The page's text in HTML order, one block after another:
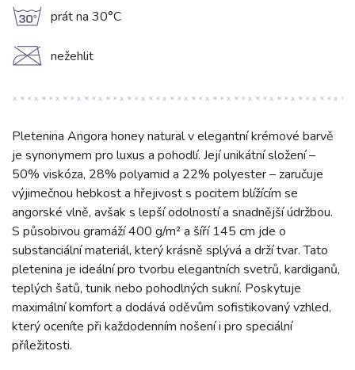
g prát na 30°C
C nežehlit
Pletenina Angora honey natural v elegantní krémové barvě
je synonymem pro luxus a pohodlí. Její unikátní složení –
50% viskóza, 28% polyamid a 22% polyester – zaručuje
výjimečnou hebkost a hřejivost s pocitem blížícím se
angorské vlně, avšak s lepší odolností a snadnější údržbou.
S působivou gramáží 400 g/m² a šíří 145 cm jde o
substanciální materiál, který krásně splývá a drží tvar. Tato
pletenina je ideální pro tvorbu elegantních svetrů, kardiganů,
teplých šatů, tunik nebo pohodlných sukní. Poskytuje
maximální komfort a dodává oděvům sofistikovaný vzhled,
který oceníte při každodenním nošení i pro speciální
příležitosti.